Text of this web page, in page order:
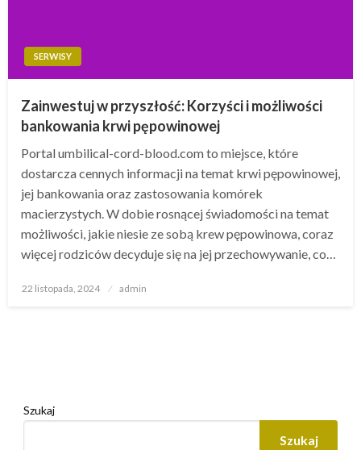
SERWISY
Zainwestuj w przyszłość: Korzyści i możliwości
bankowania krwi pępowinowej
Portal umbilical-cord-blood.com to miejsce, które
dostarcza cennych informacji na temat krwi pępowinowej,
jej bankowania oraz zastosowania komórek
macierzystych. W dobie rosnącej świadomości na temat
możliwości, jakie niesie ze sobą krew pępowinowa, coraz
więcej rodziców decyduje się na jej przechowywanie, co…
Opublikowane
22 listopada, 2024 admin
Szukaj
Szukaj